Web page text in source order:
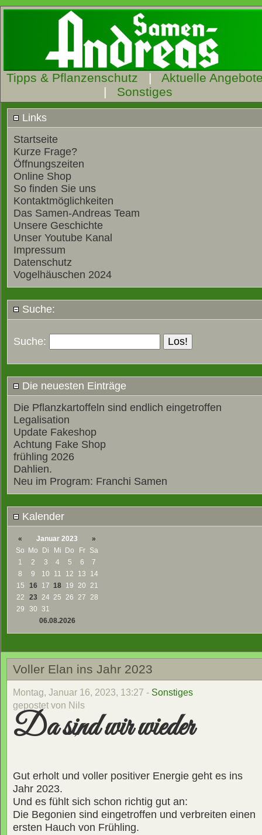
Tipps & Pflanzenschutz | Aktuelle
| Sonstiges
Links
Startseite
Kurze Frage?
Öffnungszeiten
Online Shop
So finden Sie uns
Kontaktmöglichkeiten
Das Samen-Andreas Team
Unsere Geschichte
Unser Youtube Kanal
Impressum
Datenschutz
Vogelhäuschen 2024
Suche:
Suche:
Die neuesten Einträge
Die Pflanzkartoffeln sind endlich eingetroffen
Legalisation
Update Fakeshop
Achtung Fake Shop
frühling 2026
Dahlien.
Neu im Program: Franchi Samen
Kalender
« Januar 2023
»
So Mo Di Mi Do Fr
Sa
1
2 3 4 5 6
7
8
9 10 11 12 13
14
15
16 17 18 19 20 21
22
23 24 25 26 27 28
29
30 31
06.08.2026
Voller Elan ins Jahr 2023
Montag, Januar 16, 2023, 13:27 - Sonstiges
gepostet von Nils
Da sind wir wieder
Gut erholt und voller positiver Energie geht es ins
Jahr 2023.
Und es fühlt sich schon richtig gut an:
Die Begonien sind eingetroffen und verbreiten einen
ersten Hauch von Frühling.